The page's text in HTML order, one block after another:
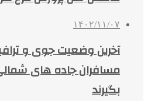
۱۴۰۲/۱۱/۰۷
آخرین وضعیت جوی و
مسافران جاده های
بگیرند